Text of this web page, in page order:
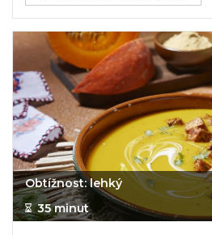
Obtížnost: lehký
35 minut